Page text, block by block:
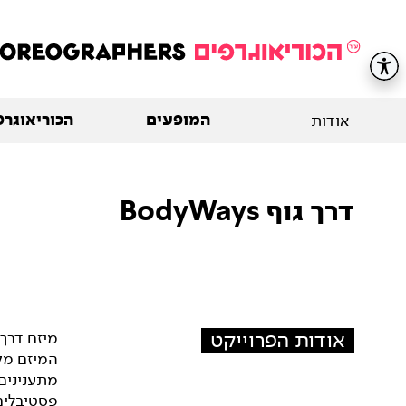
אודות המופעים
דרך גוף BodyWays
אודות הפרוייקט
מיזם
המיזם